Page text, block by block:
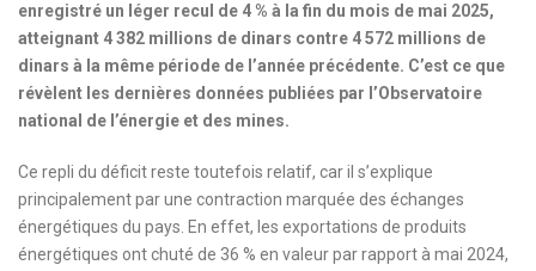
enregistré un léger recul de 4 % à la fin du mois de mai 2025,
atteignant 4 382 millions de dinars contre 4 572 millions de
dinars à la même période de l’année précédente. C’est ce que
révèlent les dernières données publiées par l’Observatoire
national de l’énergie et des mines.
Ce repli du déficit reste toutefois relatif, car il s’explique
principalement par une contraction marquée des échanges
énergétiques du pays. En effet, les exportations de produits
énergétiques ont chuté de 36 % en valeur par rapport à mai 2024,